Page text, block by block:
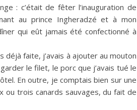
: c’était de fêter l’inauguration de
au prince Ingheradzé et à mon
qui eût jamais été confectionné à
déjà faite, j’avais à ajouter au mouton
le filet, le porc que j’avais tué le
En outre, je comptais bien sur une
ou trois canards sauvages, du fait de